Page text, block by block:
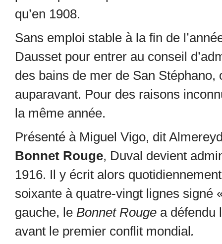
qu’en 1908.
Sans emploi stable à la fin de
Dausset pour entrer au conseil
des bains de mer de San
auparavant. Pour des raisons
la même année.
Présenté à Miguel Vigo, dit
Bonnet Rouge, Duval devient
1916. Il y écrit alors
soixante à quatre-vingt lignes signé
gauche, le Bonnet Rouge a défendu
avant le premier conflit mondial .